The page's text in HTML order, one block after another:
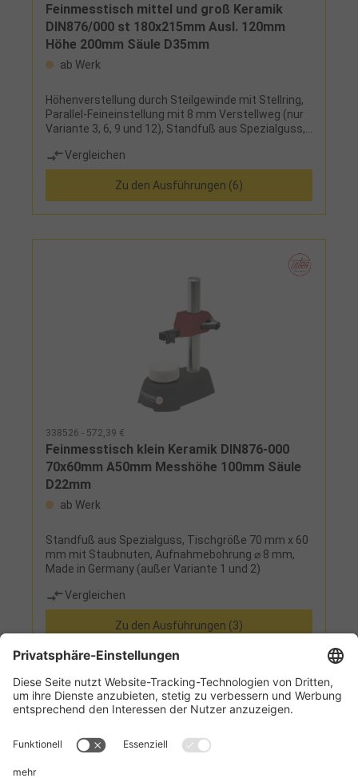
Feinmesstisch mittel und groß Keramik
DIN876/000 st 180x215mm Ausl. 120mm
Höhe 200mm Säule D35mm
ab Werk
Höhenverstellung durch Steilgewinde mit Stellring,
Parallel-Feineinstellung mit 8 mm Verstellweg (nur
Variante 3, 6, 9 und 12), Standfuß aus Spezialguss,
Vergleichen
Zu den Ausführungen (6)
338526 - 572,39 €
Feinmesstisch klein Keramik DIN876-000
70x60mm A50mm Messhöhe 100mm Säule
D22mm
ab Werk
Standfuß aus Spezialguss, Tischgröße 70 mm x 60
mm mit Staubnuten, Aufnahmebohrung ⌀ 8 mm,
Made in Germany (außer Variante 1 und 2)
Vergleichen
Zu den Ausführungen (3)
Informationen